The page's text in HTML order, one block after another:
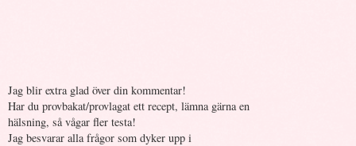
Jag blir extra glad över din kommentar!
Har du provbakat/provlagat ett recept, lämna gärna en
hälsning, så vågar fler testa!
Jag besvarar alla frågor som dyker upp i